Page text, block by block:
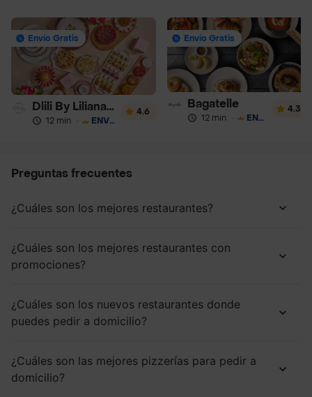
Envío Gratis
Dlili By Liliana Arango
12 min · ENVÍO GRATIS
4.6
Envío Gratis
Bagatelle
12 min · ENVÍO GRATIS
4.3
Preguntas frecuentes
¿Cuáles son los mejores restaurantes?
¿Cuáles son los mejores restaurantes con
promociones?
¿Cuáles son los nuevos restaurantes donde
puedes pedir a domicilio?
¿Cuáles son las mejores pizzerías para pedir a
domicilio?